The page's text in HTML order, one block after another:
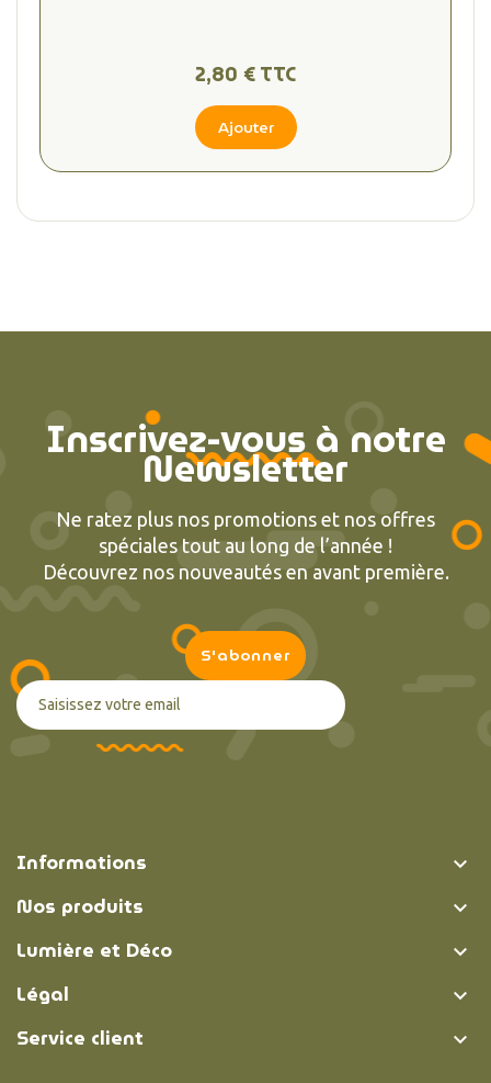
2,80 € TTC
Ajouter
Inscrivez-vous à notre
Newsletter
Ne ratez plus nos promotions et nos offres
spéciales tout au long de l’année !
Découvrez nos nouveautés en avant première.
Informations 
Nos produits 
Lumière et Déco 
Légal 
Service client 